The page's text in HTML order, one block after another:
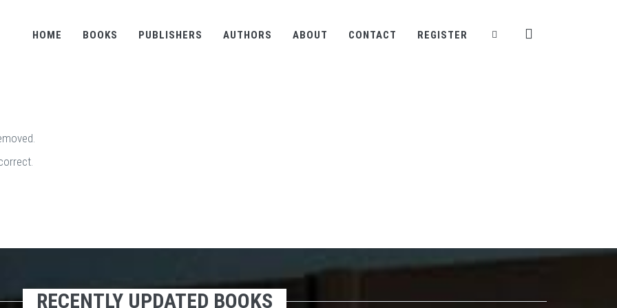
HOME BOOKS PUBLISHERS AUTHORS ABOUT CONTACT REGISTER
RECENTLY UPDATED BOOKS